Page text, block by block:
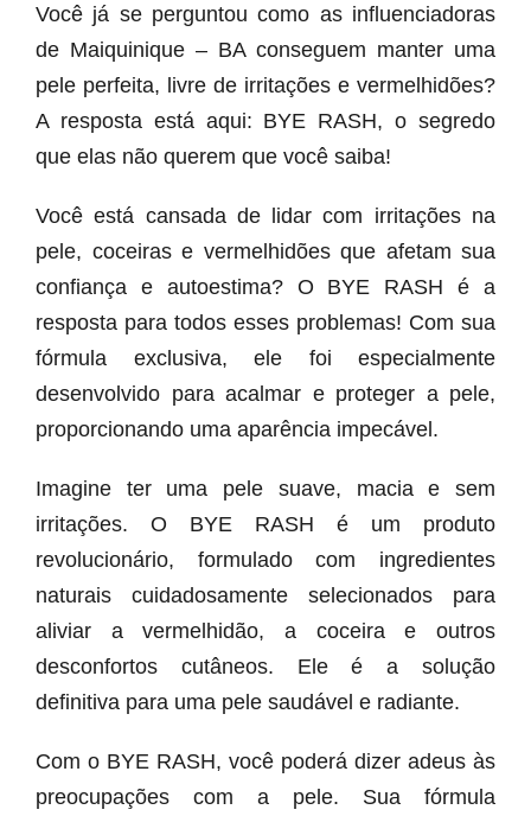
Você já se perguntou como as influenciadoras
de Maiquinique – BA conseguem manter uma
pele perfeita, livre de irritações e vermelhidões?
A resposta está aqui: BYE RASH, o segredo
que elas não querem que você saiba!
Você está cansada de lidar com irritações na
pele, coceiras e vermelhidões que afetam sua
confiança e autoestima? O BYE RASH é a
resposta para todos esses problemas! Com sua
fórmula exclusiva, ele foi especialmente
desenvolvido para acalmar e proteger a pele,
proporcionando uma aparência impecável.
Imagine ter uma pele suave, macia e sem
irritações. O BYE RASH é um produto
revolucionário, formulado com ingredientes
naturais cuidadosamente selecionados para
aliviar a vermelhidão, a coceira e outros
desconfortos cutâneos. Ele é a solução
definitiva para uma pele saudável e radiante.
Com o BYE RASH, você poderá dizer adeus às
preocupações com a pele. Sua fórmula